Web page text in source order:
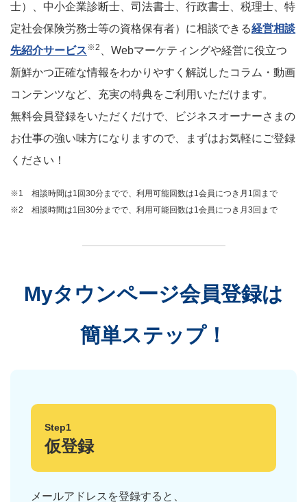
士）、中小企業診断士、司法書士、行政書士、税理士、特
定社会保険労務士等の資格保有者）に相談できる経営相談
先紹介サービス※2
、Webマーケティングや経営に役立つ
新鮮かつ正確な情報をわかりやすく解説したコラム・動画
コンテンツなど、充実の特典をご利用いただけます。
無料会員登録をいただくだけで、ビジネスオーナーさまの
お仕事の強い味方になりますので、まずはお気軽にご登録
ください！
※1 相談時間は1回30分までで、利用可能回数は1会員につき月1回まで
※2 相談時間は1回30分までで、利用可能回数は1会員につき月3回まで
Myタウンページ会員登録は
簡単ステップ！
Step1
仮登録
メールアドレスを登録すると、